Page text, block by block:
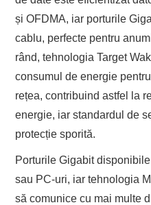
și OFDMA, iar porturile
cablu, perfecte pentru
rând, tehnologia Target
consumul de energie
rețea, contribuind astfel la
energie, iar standardul de
protecție sporită.
Porturile Gigabit
sau PC-uri, iar tehnologia
să comunice cu mai multe